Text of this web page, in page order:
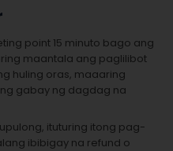
point 15 minuto bago ang
maantala ang paglilibot
huling oras, maaaring
gabay ng dagdag na
ituturing itong pag-
ibibigay na refund o